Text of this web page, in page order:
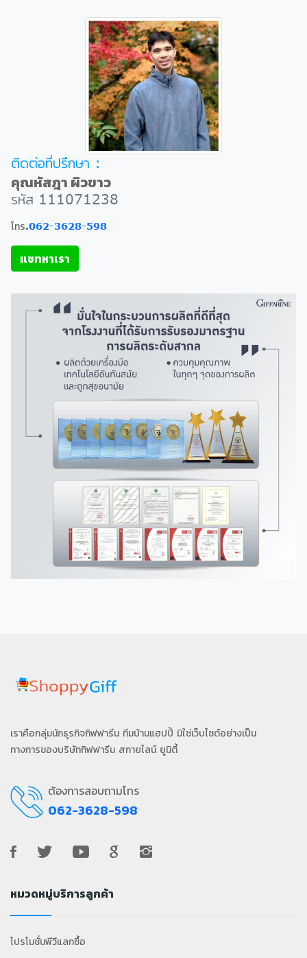
ติดต่อที่ปรึกษา :
คุณหัสฎา ผิวขาว
รหัส 111071238
โทร.062-3628-598
แชทหาเรา
เราคือกลุ่มนักธุรกิจกิฟฟารีน ทีมบ้านแฮปปี้ มิใช่เว็บไซต์อย่างเป็น
ทางการของบริษัทกิฟฟารีน สกายไลน์ ยูนิตี้
ต้องการสอบถามโทร
062-3628-598
หมวดหมู่บริการลูกค้า
โปรโมชั่นพีวีแลกซื้อ